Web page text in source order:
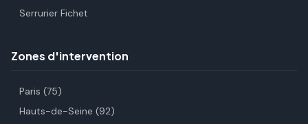
Serrurier Fichet
Zones d'intervention
Paris (75)
Hauts-de-Seine (92)